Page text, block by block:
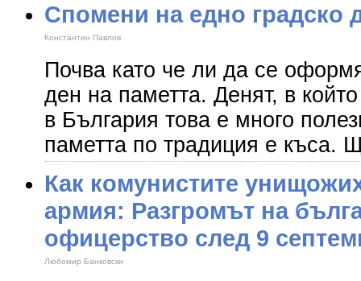
Спомени на едно градско
Константин Павлов
Почва като че ли да се
ден на паметта. Денят, в
в България това е много
паметта по традиция е къса.
Как комунистите
армия: Разгромът на
офицерство след 9
Любомир Банковски